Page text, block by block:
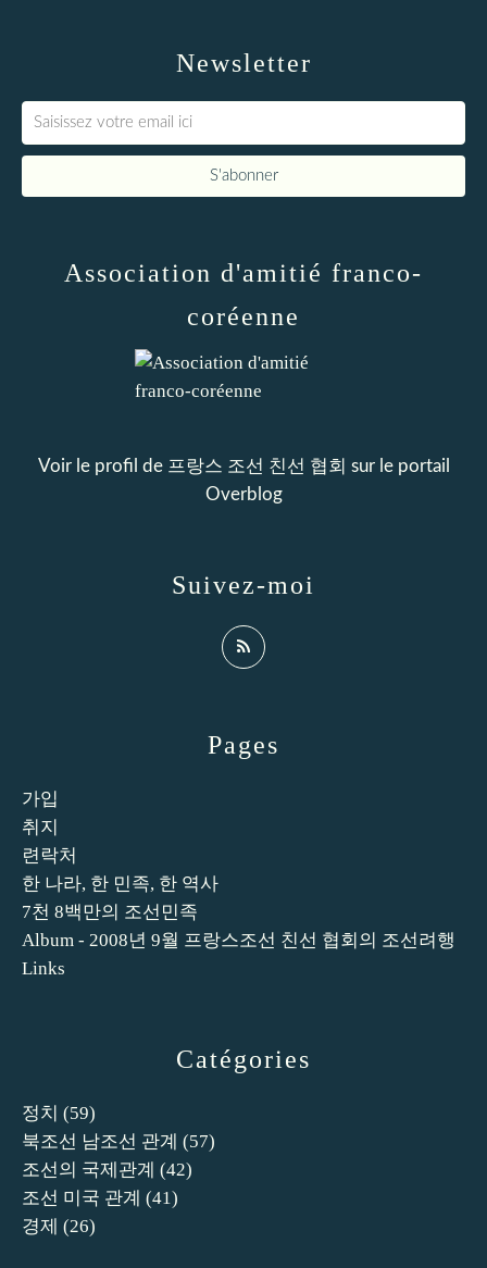
Newsletter
Catégories
정치 (59)
북조선 남조선 관계 (57)
조선의 국제관계 (42)
조선 미국 관계 (41)
경제 (26)
Pages
가입
취지
련락처
한 나라, 한 민족, 한 역사
7천 8백만의 조선민족
Album - 2008년 9월 프랑스조선 친선 협회의 조선려행
Links
Association d'amitié franco-
coréenne
Voir le profil de 프랑스 조선 친선 협회 sur le portail
Overblog
Suivez-moi